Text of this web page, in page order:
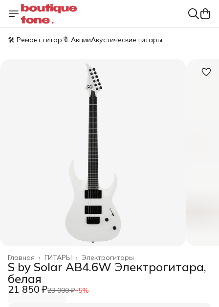
🛠️ Ремонт гитар 🔖 АкцииАкустические гитары
Электрогитары
ГИТАРЫ ›
Главная ›
S by Solar AB4.6W Электрогитара,
белая
21 850 ₽23 000 ₽−5%